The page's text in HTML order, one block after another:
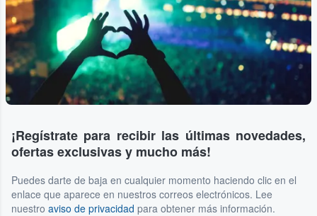
¡Regístrate para recibir las últimas novedades,
ofertas exclusivas y mucho más!
Puedes darte de baja en cualquier momento haciendo clic en el
enlace que aparece en nuestros correos electrónicos. Lee
nuestro aviso de privacidad para obtener más información.